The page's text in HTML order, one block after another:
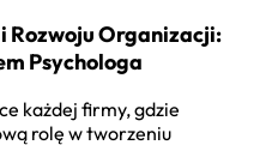
Rozwoju Organizacji:
Psychologa
każdej firmy, gdzie
rolę w tworzeniu